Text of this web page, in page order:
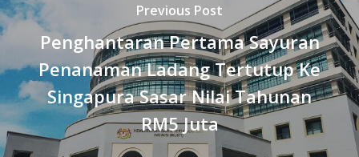
Previous Post
Penghantaran Pertama Sayuran
Penanaman Ladang Tertutup Ke
Singapura Sasar Nilai Tahunan
RM5 Juta